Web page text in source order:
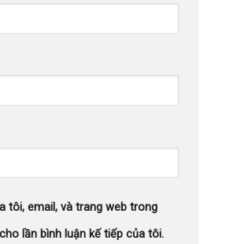
tôi, email, và trang web trong
lần bình luận kế tiếp của tôi.